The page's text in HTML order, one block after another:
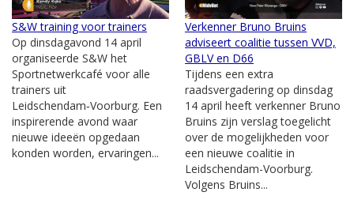
S&W training voor trainers
Op dinsdagavond 14 april
organiseerde S&W het
Sportnetwerkcafé voor alle
trainers uit
Leidschendam‑Voorburg. Een
inspirerende avond waar
nieuwe ideeën opgedaan
konden worden, ervaringen...
Verkenner Bruno Bruins
adviseert coalitie tussen VVD,
GBLV en D66
Tijdens een extra
raadsvergadering op dinsdag
14 april heeft verkenner Bruno
Bruins zijn verslag toegelicht
over de mogelijkheden voor
een nieuwe coalitie in
Leidschendam-Voorburg.
Volgens Bruins...